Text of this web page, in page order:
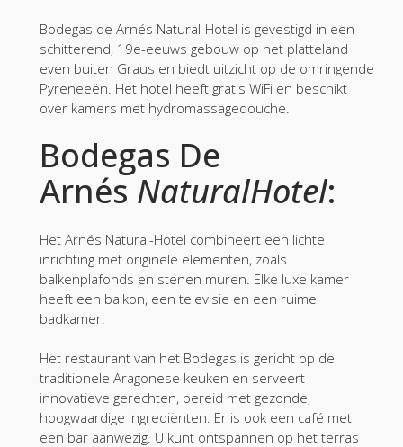
Bodegas de Arnés Natural-Hotel is gevestigd in een
schitterend, 19e-eeuws gebouw op het platteland
even buiten Graus en biedt uitzicht op de omringende
Pyreneeën. Het hotel heeft gratis WiFi en beschikt
over kamers met hydromassagedouche.
Bodegas De
Arnés NaturalHotel:
Het Arnés Natural-Hotel combineert een lichte
inrichting met originele elementen, zoals
balkenplafonds en stenen muren. Elke luxe kamer
heeft een balkon, een televisie en een ruime
badkamer.
Het restaurant van het Bodegas is gericht op de
traditionele Aragonese keuken en serveert
innovatieve gerechten, bereid met gezonde,
hoogwaardige ingrediënten. Er is ook een café met
een bar aanwezig. U kunt ontspannen op het terras